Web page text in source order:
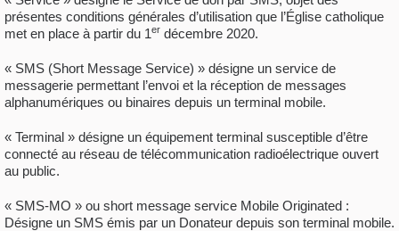
présentes conditions générales d’utilisation que l’Église catholique
met en place à partir du 1er décembre 2020.
« SMS (Short Message Service) » désigne un service de
messagerie permettant l’envoi et la réception de messages
alphanumériques ou binaires depuis un terminal mobile.
« Terminal » désigne un équipement terminal susceptible d’être
connecté au réseau de télécommunication radioélectrique ouvert
au public.
« SMS-MO » ou short message service Mobile Originated :
Désigne un SMS émis par un Donateur depuis son terminal mobile.